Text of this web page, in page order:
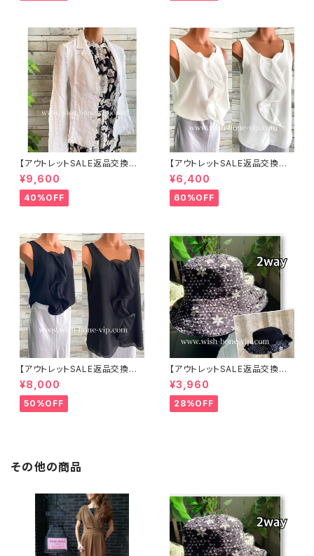
【アウトレットSALE返品交換不
可8/20まで】イタリア製サマー
ジャケット｜Made in ITALY｜
リネン麻 飾りエリ ジャケット/ホ
ワイト
¥9,600
40%OFF
【アウトレットSALE返品交換不
可8/20まで】イタリア製 CASA
DEILUCA ITALY｜前フリル＆B
IGフリルトップス /ホワイト
¥6,400
60%OFF
【アウトレットSALE返品交換不
可8/20まで】イタリア製 CASA
DEILUCA ITALY｜前フリル＆B
IGフリルトップス /ブラック
¥8,000
50%OFF
【アウトレットSALE返品交換不
可8/20まで】ワッフル立体フラワ
ー＆無地 2way リバーシブルハ
ット・ワイヤー入り変形ハット・フ
ラワー帽子【ブラック】
¥3,960
28%OFF
その他の商品